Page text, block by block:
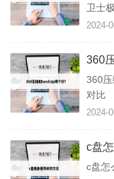
卫士
2024-
360
360
对比
2024-
c盘
c盘怎